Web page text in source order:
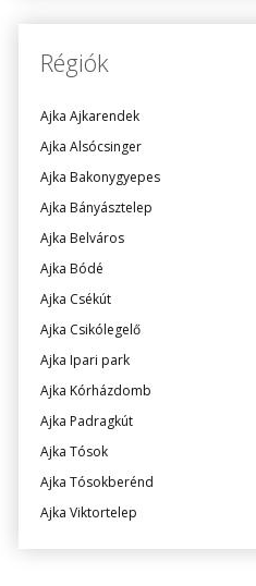
Régiók
Ajka Ajkarendek
Ajka Alsócsinger
Ajka Bakonygyepes
Ajka Bányásztelep
Ajka Belváros
Ajka Bódé
Ajka Csékút
Ajka Csikólegelő
Ajka Ipari park
Ajka Kórházdomb
Ajka Padragkút
Ajka Tósok
Ajka Tósokberénd
Ajka Viktortelep